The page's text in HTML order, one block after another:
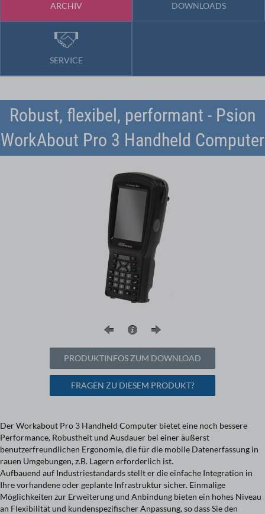
ARCHIV DOWNLOADS
SERVICE
Robust, flexibel, performant - Psion
WorkAbout Pro 3 Handheld Computer
PRODUKTINFOS ZUM DOWNLOAD
FRAGEN ZU DIESEM PRODUKT?
Der Workabout Pro 3 Handheld Computer bietet eine noch bessere
Performance, Robustheit und Aus­dauer bei einer äußerst
benutzerfreundlichen Ergono­mie, die für die mobile Datenerfassung in
rauen Umge­bungen, z.B. Lagern erforderlich ist.
Aufbauend auf Industriestandards stellt er die einfache Integration in
Ihre vorhandene oder geplante Infra­struktur sicher. Einmalige
Möglichkeiten zur Erweite­rung und Anbindung bieten ein hohes Niveau
an Flexibi­lität und kundenspezifischer Anpassung, so dass Sie den